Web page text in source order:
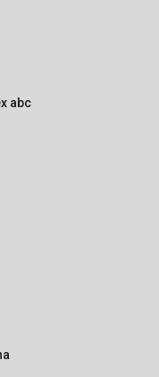
abc